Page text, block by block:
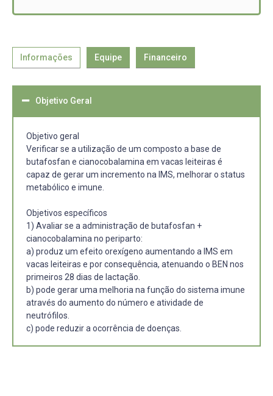
Informações Equipe Financeiro
Objetivo Geral
Objetivo geral
Verificar se a utilização de um composto a base de
butafosfan e cianocobalamina em vacas leiteiras é
capaz de gerar um incremento na IMS, melhorar o status
metabólico e imune.
Objetivos específicos
1) Avaliar se a administração de butafosfan +
cianocobalamina no periparto:
a) produz um efeito orexígeno aumentando a IMS em
vacas leiteiras e por consequência, atenuando o BEN nos
primeiros 28 dias de lactação.
b) pode gerar uma melhoria na função do sistema imune
através do aumento do número e atividade de
neutrófilos.
c) pode reduzir a ocorrência de doenças.